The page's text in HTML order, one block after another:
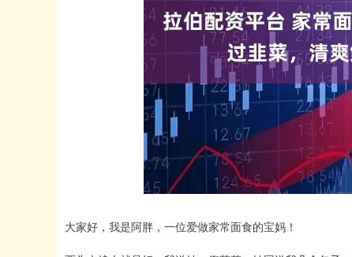
大家好，我是阿胖，一位爱做家常面食的宝妈！